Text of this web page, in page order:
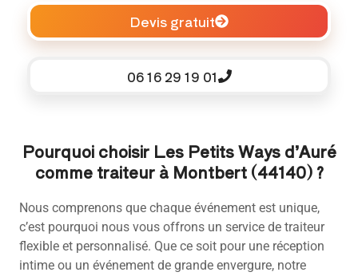
Devis gratuit
06 16 29 19 01
Pourquoi choisir Les Petits Ways d’Auré
comme traiteur à Montbert (44140) ?
Nous comprenons que chaque événement est unique,
c’est pourquoi nous vous offrons un service de traiteur
flexible et personnalisé. Que ce soit pour une réception
intime ou un événement de grande envergure, notre